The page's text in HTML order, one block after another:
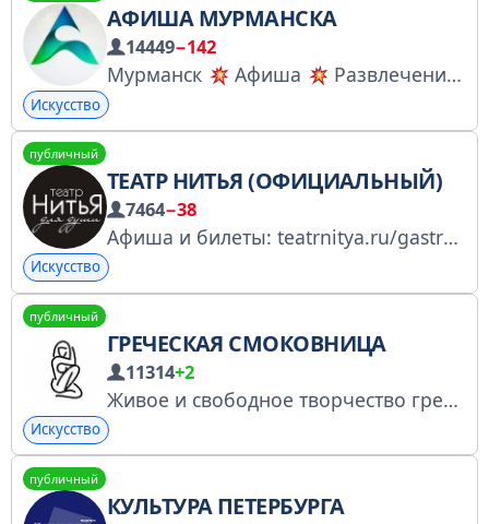
АФИША МУРМАНСКА
14449−142
Мурманск Афиша Развлечения Мы собрали все мероприятия Мурманска в одном месте! Реклама: @murmansk51111 Купить рекламу через биржу: https://telega.in/c/murmansk_afisha РКН: № 4974022091
Искусство
публичный
ТЕАТР НИТЬЯ (ОФИЦИАЛЬНЫЙ)
7464−38
Афиша и билеты: teatrnitya.ru/gastroli Уникальные предложения, промокоды и подарки: vk.cc/cW56eS Пообщаемся с вами: t.me/+79956611051
Искусство
публичный
ГРЕЧЕСКАЯ СМОКОВНИЦА
11314+2
Живое и свободное творчество греков, проникнутое стремлением к прекрасному. Сотрудничество: @ssqwoz Купить рекламу через биржу: https://telega.in/c/TheGreekArt
Искусство
публичный
КУЛЬТУРА ПЕТЕРБУРГА